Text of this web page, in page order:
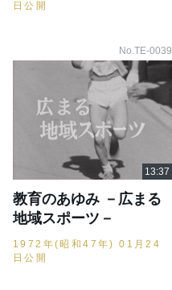
日公開
No.TE-0039
教育のあゆみ －広まる
地域スポーツ－
1972年(昭和47年) 01月24
日公開